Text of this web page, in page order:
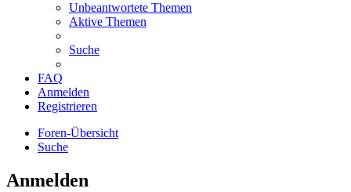
Unbeantwortete Themen
Aktive Themen
Suche
FAQ
Anmelden
Registrieren
Foren-Übersicht
Suche
Anmelden